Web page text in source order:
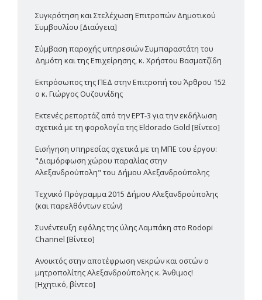
Συγκρότηση και Στελέχωση Επιτροπών Δημοτικού
Συμβουλίου [Διαύγεια]
Σύμβαση παροχής υπηρεσιών Συμπαραστάτη του
Δημότη και της Επιχείρησης, κ. Χρήστου Βασματζίδη
Εκπρόσωπος της ΠΕΔ στην Επιτροπή του Άρθρου 152
ο κ. Γιώργος Ουζουνίδης
Εκτενές ρεπορτάζ από την ΕΡΤ-3 για την εκδήλωση
σχετικά με τη φορολογία της Eldorado Gold [Βίντεο]
Εισήγηση υπηρεσίας σχετικά με τη ΜΠΕ του έργου:
"Διαμόρφωση χώρου παραλίας στην
Αλεξανδρούπολη" του Δήμου Αλεξανδρούπολης
Τεχνικό Πρόγραμμα 2015 Δήμου Αλεξανδρούπολης
(και παρελθόντων ετών)
Συνέντευξη εφ΄όλης της ύλης Λαμπάκη στο Rodopi
Channel [Βίντεο]
Ανοικτός στην αποτέφρωση νεκρών και οστών ο
μητροπολίτης Αλεξανδρούπολης κ. Άνθιμος!
[Ηχητικό, βίντεο]